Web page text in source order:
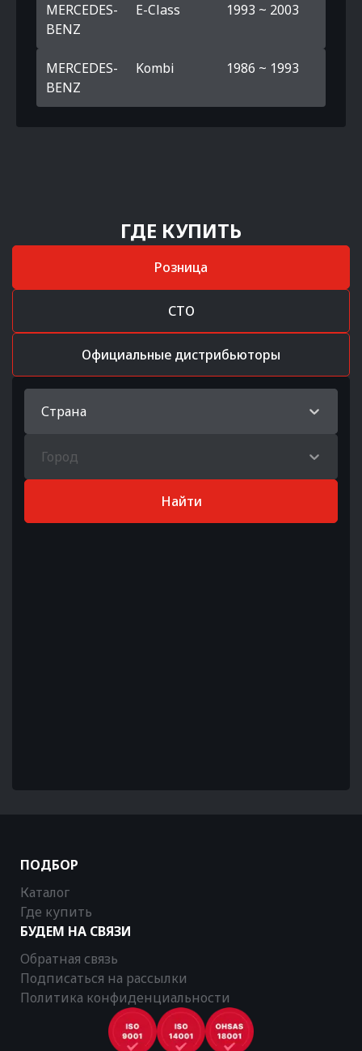
MERCEDES-
BENZ
E-Class 1993 ~ 2003
MERCEDES-
BENZ
Kombi 1986 ~ 1993
ГДЕ КУПИТЬ
Розница
СТО
Официальные дистрибьюторы
Страна
Город
Найти
ПОДБОР
Каталог
Где купить
БУДЕМ НА СВЯЗИ
Обратная связь
Подписаться на рассылки
Политика конфиденциальности